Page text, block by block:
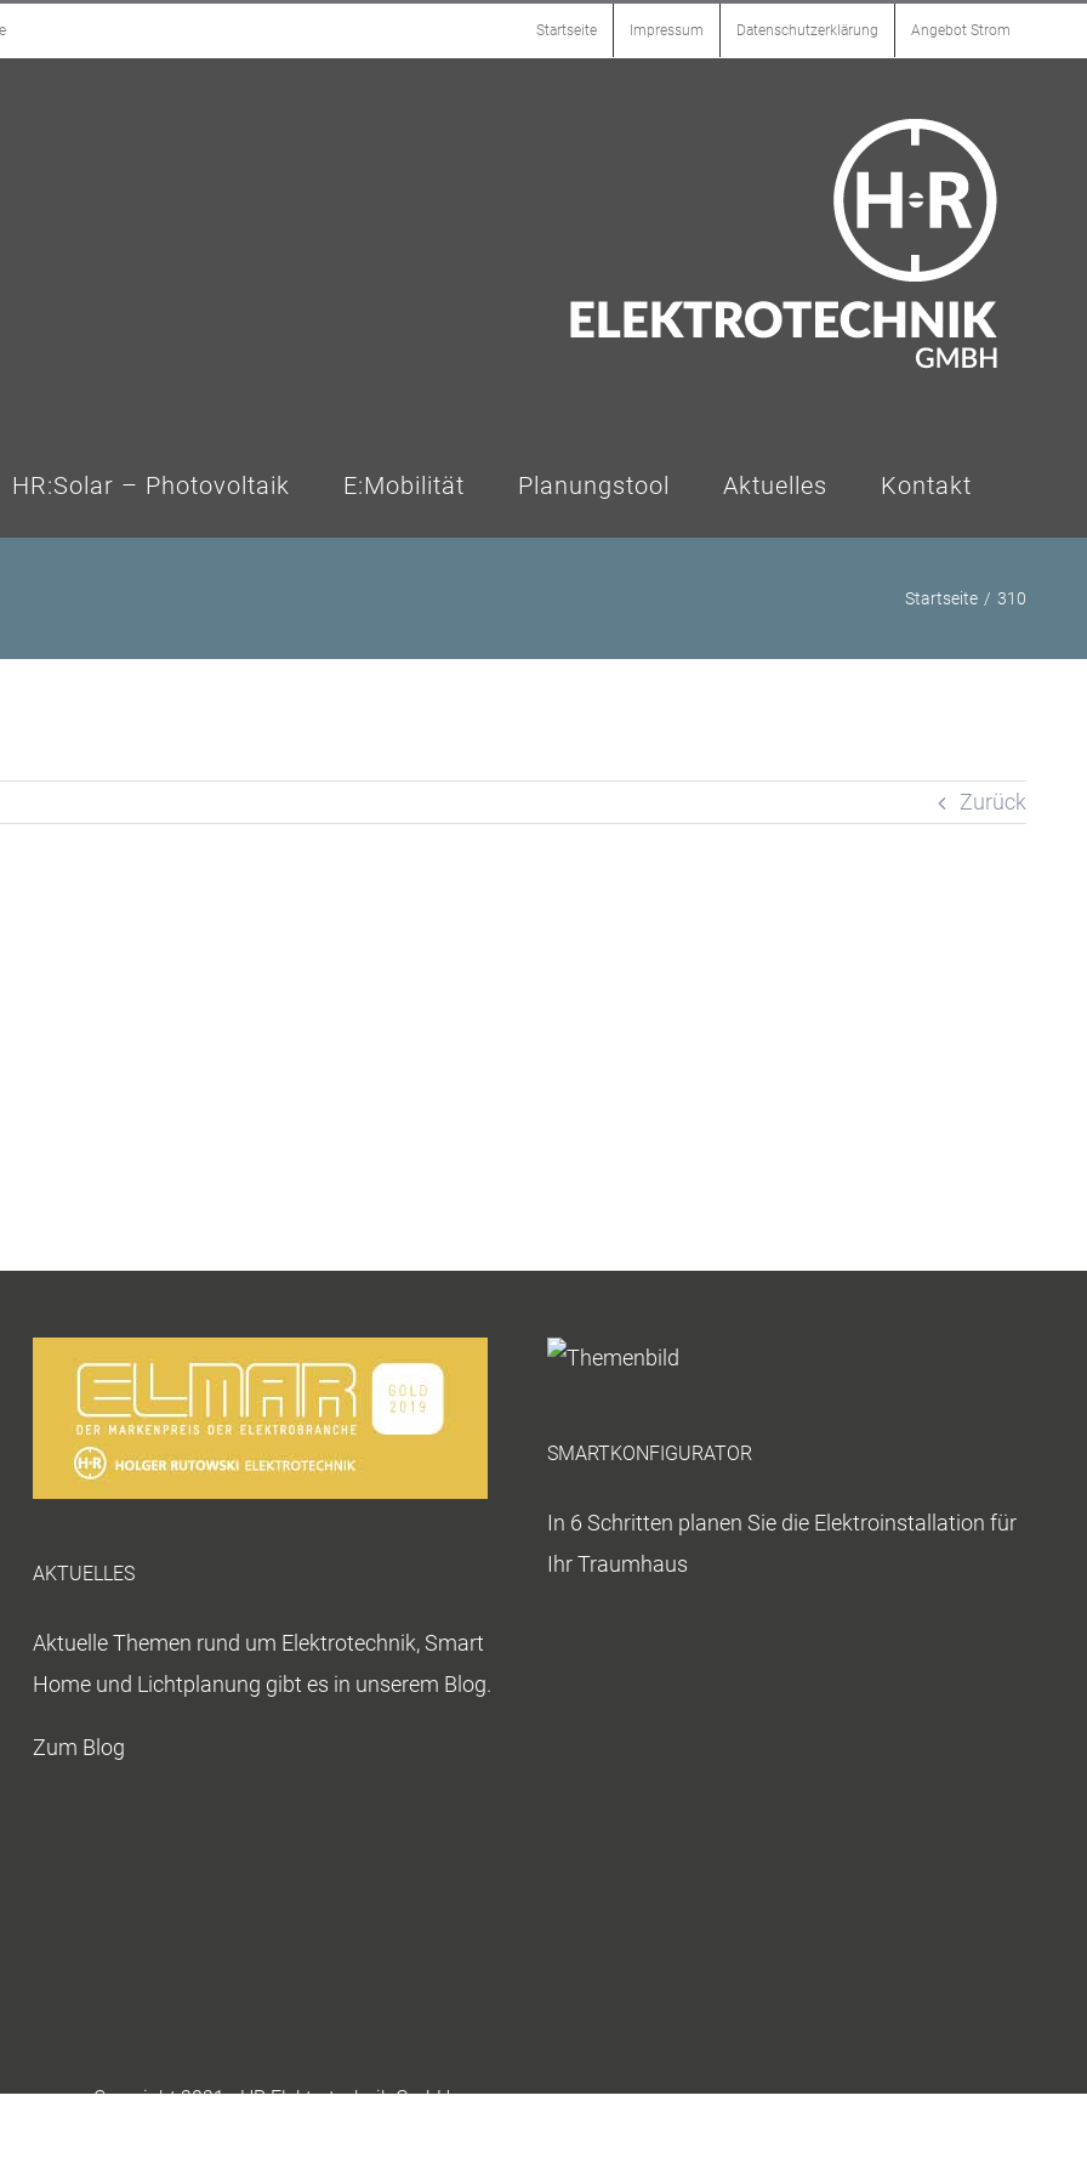
Startseite Impressum Datenschutzerklärung Angebot Strom
HR:Solar – Photovoltaik E:Mobilität Planungstool Aktuelles Kontakt
Startseite / 310
Zurück
AKTUELLES
Aktuelle Themen rund um Elektrotechnik, Smart
Home und Lichtplanung gibt es in unserem Blog.
Zum Blog
SMARTKONFIGURATOR
In 6 Schritten planen Sie die Elektroinstallation für
Ihr Traumhaus
Copyright 2021 - HR Elektrotechnik GmbH